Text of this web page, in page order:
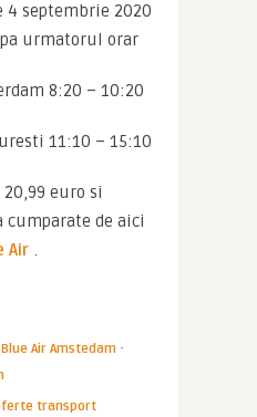
4 septembrie 2020
urmatorul orar
8:20 – 10:20
11:10 – 15:10
euro si
de aici
Air .
Blue Air Amstedam·
transport